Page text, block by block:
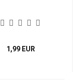
1,99 EUR